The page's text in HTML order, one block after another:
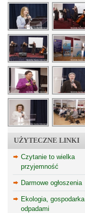
UŻYTECZNE LINKI
Czytanie to wielka
przyjemność
Darmowe ogłoszenia
Ekologia, gospodarka
odpadami